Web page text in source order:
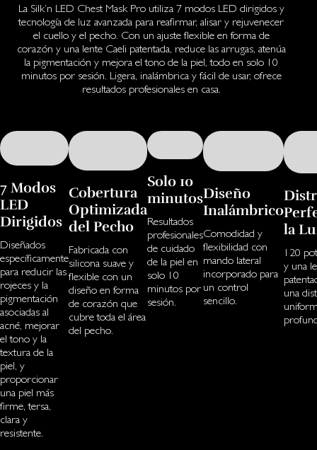
La Silk’n LED Chest Mask Pro utiliza 7 modos LED dirigidos y
tecnología de luz avanzada para reafirmar, alisar y rejuvenecer
el cuello y el pecho. Con un ajuste flexible en forma de
corazón y una lente Caeli patentada, reduce las arrugas, atenúa
la pigmentación y mejora el tono de la piel, todo en solo 10
minutos por sesión. Ligera, inalámbrica y fácil de usar, ofrece
resultados profesionales en casa.
7 Modos
LED
Dirigidos
Diseñados
específicamente
para reducir las
rojeces y la
pigmentación
asociadas al
acné, mejorar
el tono y la
textura de la
piel, y
proporcionar
una piel más
firme, tersa,
clara y
resistente.
Cobertura
Optimizada
del Pecho
Fabricada con
silicona suave y
flexible con un
diseño en forma
de corazón que
cubre toda el área
del pecho.
Solo 10
minutos
Resultados
profesionales
de cuidado
de la piel en
solo 10
minutos por
sesión.
Diseño
Inalámbrico
Comodidad y
flexibilidad con
mando lateral
incorporado para
un control
sencillo.
la
120
y una
una